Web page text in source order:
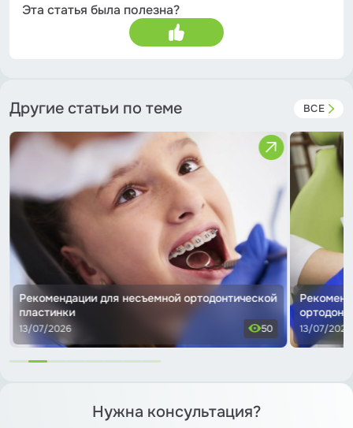
Эта статья была полезна?
Другие статьи по теме ВСЕ
Рекомендации для несъемной ортодонтической
пластинки
13/07/2026 50 13/07/2026
Нужна консультация?